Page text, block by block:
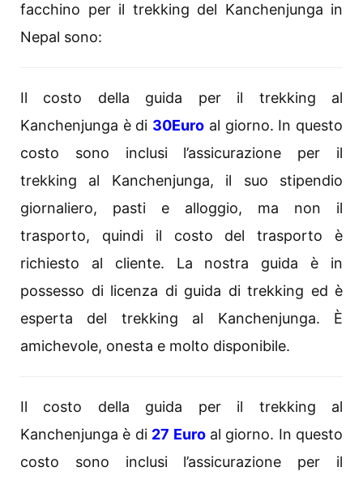
facchino per il trekking del Kanchenjunga in
Nepal sono:
Il costo della guida per il trekking al
Kanchenjunga è di 30Euro al giorno. In questo
costo sono inclusi l’assicurazione per il
trekking al Kanchenjunga, il suo stipendio
giornaliero, pasti e alloggio, ma non il
trasporto, quindi il costo del trasporto è
richiesto al cliente. La nostra guida è in
possesso di licenza di guida di trekking ed è
esperta del trekking al Kanchenjunga. È
amichevole, onesta e molto disponibile.
Il costo della guida per il trekking al
Kanchenjunga è di 27 Euroal giorno. In questo
costo sono inclusi l’assicurazione per il